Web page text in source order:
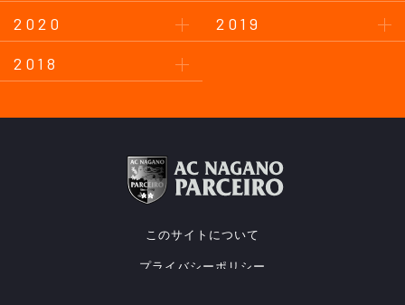
2020
2019
2018
このサイトについて
プライバシーポリシー